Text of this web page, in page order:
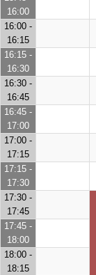
16:00
16:00 -
16:15
16:15 -
16:30
16:30 -
16:45
16:45 -
17:00
17:00 -
17:15
17:15 -
17:30
17:30 -
17:45
17:45 -
18:00
18:00 -
18:15